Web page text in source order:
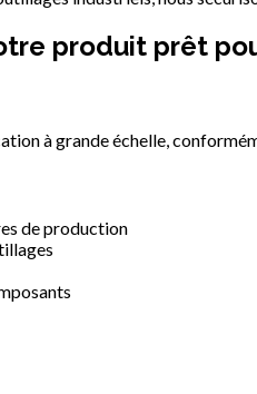
produit prêt
à grande échelle,
de production